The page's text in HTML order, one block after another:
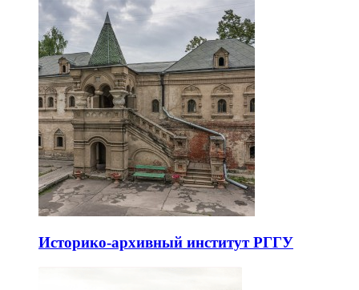
Историко-архивный институт РГГУ